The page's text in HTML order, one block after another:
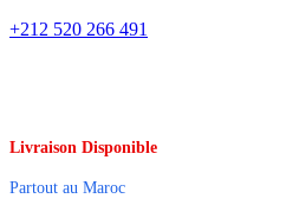
+212 520 266 491
Livraison Disponible
Partout au Maroc